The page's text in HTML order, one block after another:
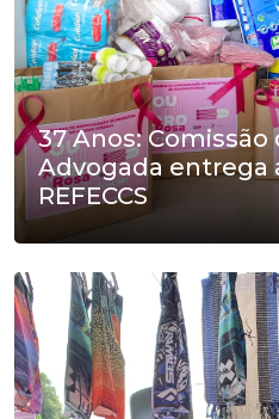
37 Anos:
Advogada entrega
REFECCS